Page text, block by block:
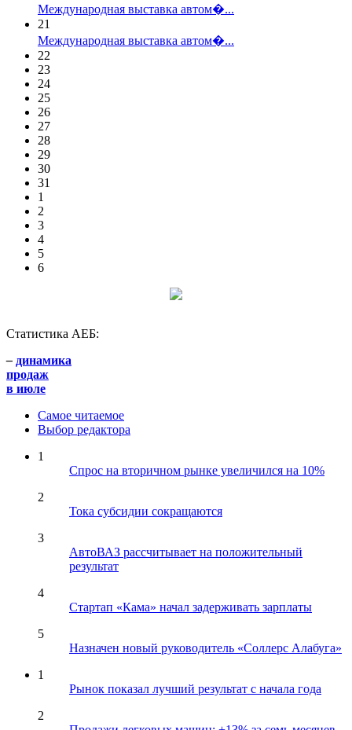
Международная выставка автом�...
21
Международная выставка автом�...
22
23
24
25
26
27
28
29
30
31
1
2
3
4
5
6
Статистика АЕБ:
– динамика
продаж
в июле
Самое читаемое
Выбор редактора
1
Спрос на вторичном рынке увеличился на 10%
2
Тока субсидии сокращаются
3
АвтоВАЗ рассчитывает на положительный
результат
4
Стартап «Кама» начал задерживать зарплаты
5
Назначен новый руководитель «Соллерс Алабуга»
1
Рынок показал лучший результат с начала года
2